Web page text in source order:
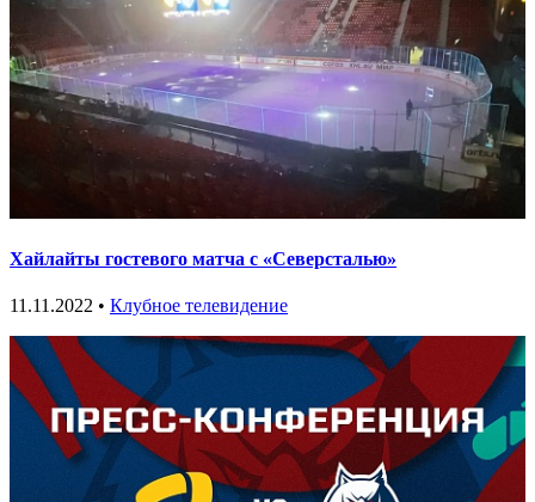
Хайлайты гостевого матча с «Северсталью»
11.11.2022 • Клубное телевидение